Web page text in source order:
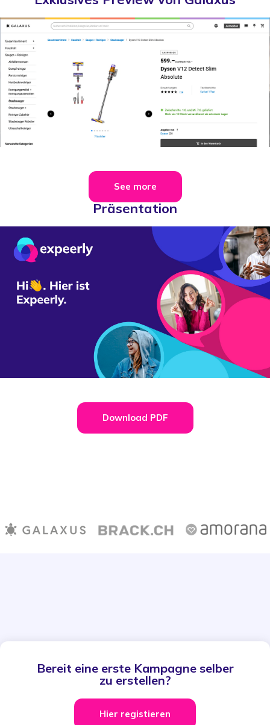
See more
Präsentation
Download PDF
Bereit eine erste Kampagne selber
zu erstellen?
Hier registieren